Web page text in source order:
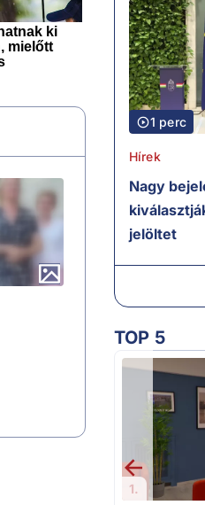
1 perc
Hírek
Nagy
jelöltet
TOP 5
1.